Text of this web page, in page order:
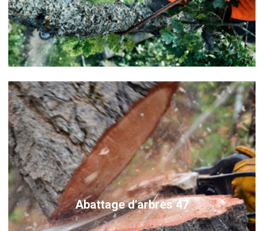
Abattage d'arbres 47